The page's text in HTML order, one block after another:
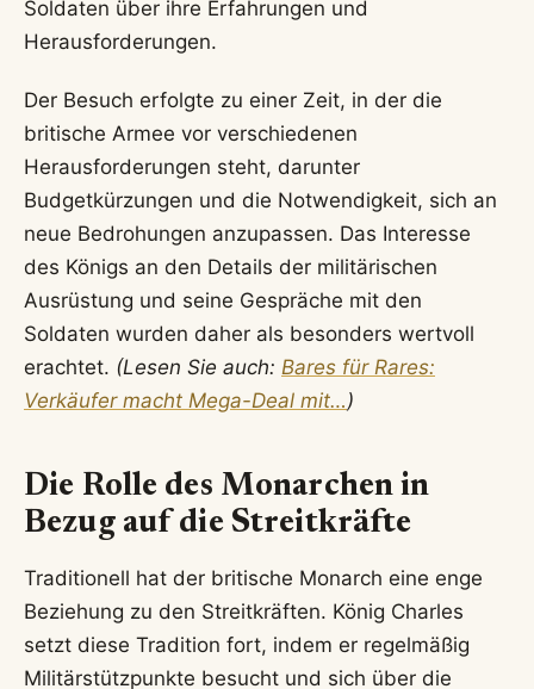
Soldaten über ihre Erfahrungen und
Herausforderungen.
Der Besuch erfolgte zu einer Zeit, in der die
britische Armee vor verschiedenen
Herausforderungen steht, darunter
Budgetkürzungen und die Notwendigkeit, sich an
neue Bedrohungen anzupassen. Das Interesse
des Königs an den Details der militärischen
Ausrüstung und seine Gespräche mit den
Soldaten wurden daher als besonders wertvoll
erachtet. (Lesen Sie auch: Bares für Rares:
Verkäufer macht Mega-Deal mit…)
Die Rolle des Monarchen in
Bezug auf die Streitkräfte
Traditionell hat der britische Monarch eine enge
Beziehung zu den Streitkräften. König Charles
setzt diese Tradition fort, indem er regelmäßig
Militärstützpunkte besucht und sich über die